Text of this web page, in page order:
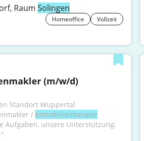
RaumSolingen
Homeoffice Vollzeit
(m/w/d)
Standort Wuppertal
/ Immobilienberater
Aufgaben, unsere Unterstützung: